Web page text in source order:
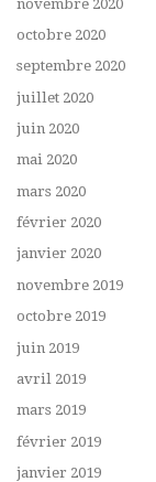
novembre 2020
octobre 2020
septembre 2020
juillet 2020
juin 2020
mai 2020
mars 2020
février 2020
janvier 2020
novembre 2019
octobre 2019
juin 2019
avril 2019
mars 2019
février 2019
janvier 2019